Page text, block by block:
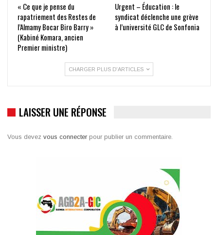
« Ce que je pense du
rapatriement des Restes de
l’Almamy Bocar Biro Barry »
(Kabiné Komara, ancien
Premier ministre)
Urgent – Éducation : le
syndicat déclenche une grève
à l’université GLC de Sonfonia
CHARGER PLUS D'ARTICLES
LAISSER UNE RÉPONSE
Vous devez vous connecter pour publier un commentaire.